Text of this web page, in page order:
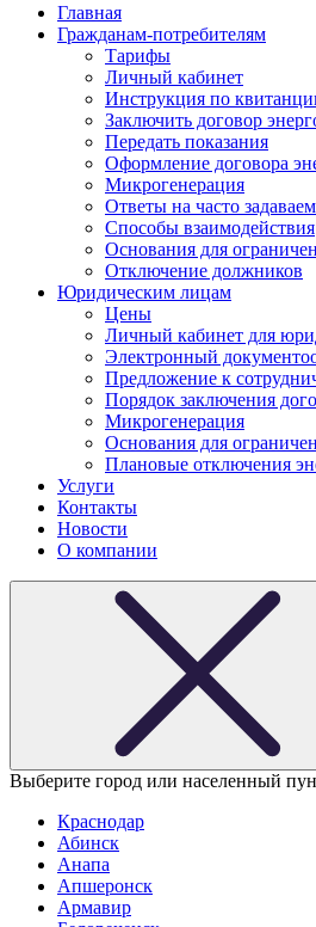
Главная
Гражданам-потребителям
Тарифы
Личный кабинет
Инструкция по
Заключить договор
Передать показания
Оформление договора
Микрогенерация
Ответы на часто
Способы взаимодействия
Основания для
Отключение должников
Юридическим лицам
Цены
Личный кабинет для
Электронный
Предложение к
Порядок заключения
Микрогенерация
Основания для
Плановые отключения
Услуги
Контакты
Новости
О компании
Выберите город или населенный
Краснодар
Абинск
Анапа
Апшеронск
Армавир